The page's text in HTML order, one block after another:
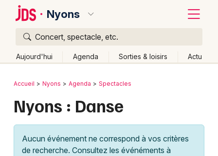
Nyons
Concert, spectacle, etc.
Aujourd'hui Agenda Sorties & loisirs Actu
Publier un événement
Grands événements
Bordeaux
Lille
Retour
Accueil Nyons Agenda Spectacles
Nyons : Danse
Aucun événement ne correspond à vos critères
de recherche. Consultez les événéments à
Quoi ?
Où ?
Partout
Près de moi Changer de lieu
Quand ?
Ce week-end